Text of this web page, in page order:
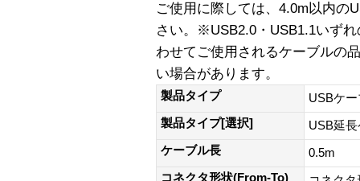
ご使用に際しては、4.0m以内の
さい。※USB2.0・USB1.1いず
わせてご使用されるケーブルの
い場合があります。
製品タイプ
USBケ
製品タイプ[選択]
USB延
ケーブル長
0.5m
コネクタ形状(From-To)